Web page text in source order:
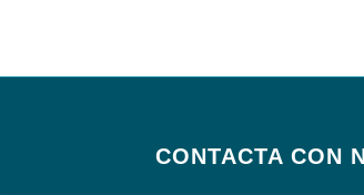
CONTACTA CON